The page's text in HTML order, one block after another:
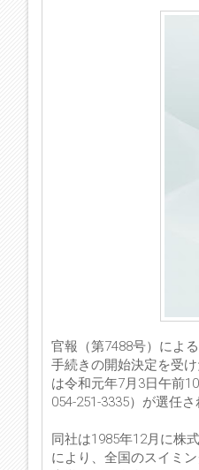
官報（第7488号）によ
手続きの開始決定を受
は令和元年7月3日午前
054-251-3335）が選任
同社は1985年12月に株
により、全国のスイミ